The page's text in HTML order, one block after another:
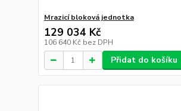
Mrazicí bloková jednotka
129 034 Kč
106 640 Kč bez DPH
Přidat do košíku